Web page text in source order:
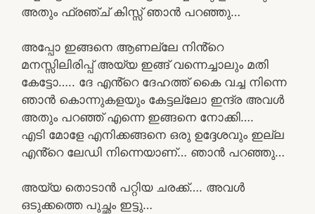
അതും ഫ്രഞ്ച് കിസ്സ് ഞാൻ പറഞ്ഞു…
അപ്പോ ഇങ്ങനെ ആണല്ലേ നിൻ്റെ
മനസ്സിലിരിപ്പ് അയ്യ ഇങ്ങ് വന്നെച്ചാലും മതി
കേട്ടോ….. ദേ എൻ്റെ ദേഹത്ത് കൈ വച്ച നിന്നെ
ഞാൻ കൊന്നുകളയും കേട്ടല്ലോ ഇന്ദ്ര അവൾ
അതും പറഞ്ഞ് എന്നെ ഇങ്ങനെ നോക്കി….
എടി മോളേ എനിക്കങ്ങനെ ഒരു ഉദ്ദേശവും ഇല്ല
എൻ്റെ ലേഡി നിന്നെയാണ്… ഞാൻ പറഞ്ഞു…
അയ്യ തൊടാൻ പറ്റിയ ചരക്ക്…. അവൾ
ഒടുക്കത്തെ പുച്ഛം ഇട്ടു…